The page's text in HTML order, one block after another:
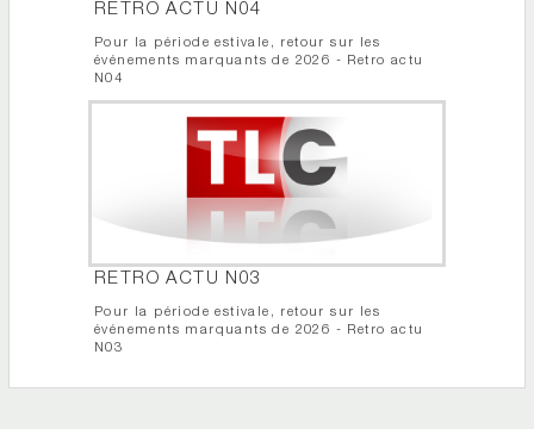
RETRO ACTU N04
Pour la période estivale, retour sur les
événements marquants de 2026 - Retro actu
N04
RETRO ACTU N03
Pour la période estivale, retour sur les
événements marquants de 2026 - Retro actu
N03